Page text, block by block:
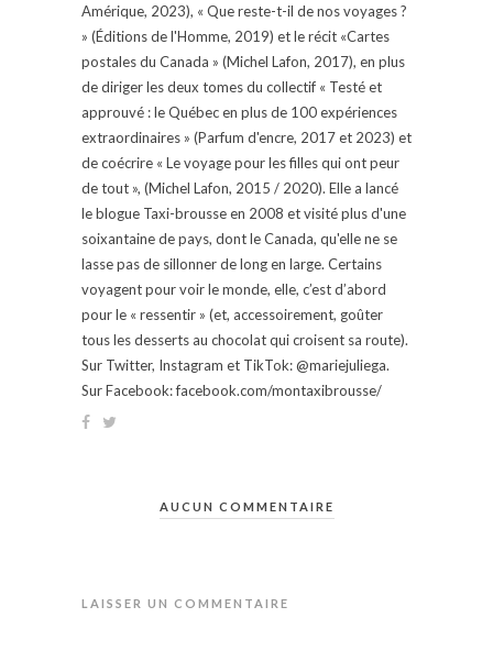
Amérique, 2023), « Que reste-t-il de nos voyages ?
» (Éditions de l'Homme, 2019) et le récit «Cartes
postales du Canada » (Michel Lafon, 2017), en plus
de diriger les deux tomes du collectif « Testé et
approuvé : le Québec en plus de 100 expériences
extraordinaires » (Parfum d'encre, 2017 et 2023) et
de coécrire « Le voyage pour les filles qui ont peur
de tout », (Michel Lafon, 2015 / 2020). Elle a lancé
le blogue Taxi-brousse en 2008 et visité plus d'une
soixantaine de pays, dont le Canada, qu'elle ne se
lasse pas de sillonner de long en large. Certains
voyagent pour voir le monde, elle, c’est d’abord
pour le « ressentir » (et, accessoirement, goûter
tous les desserts au chocolat qui croisent sa route).
Sur Twitter, Instagram et TikTok: @mariejuliega.
Sur Facebook: facebook.com/montaxibrousse/
AUCUN COMMENTAIRE
LAISSER UN COMMENTAIRE